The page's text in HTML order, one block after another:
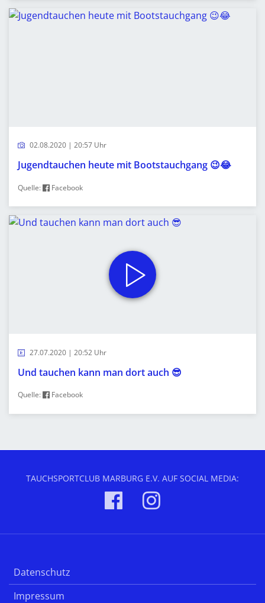
02.08.2020 | 20:57 Uhr
Jugendtauchen heute mit Bootstauchgang 😉😂
Quelle: Facebook
27.07.2020 | 20:52 Uhr
Und tauchen kann man dort auch 😎
Quelle: Facebook
TAUCHSPORTCLUB MARBURG E.V. AUF SOCIAL MEDIA:
Datenschutz
Impressum